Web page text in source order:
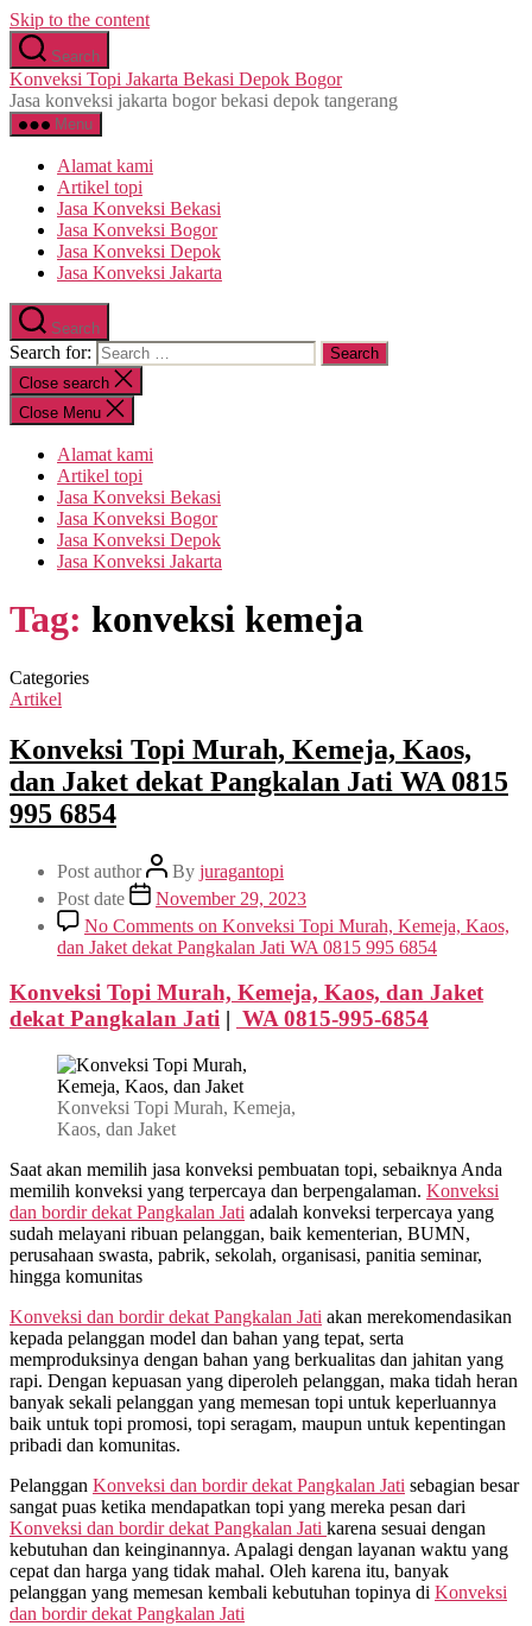
Skip to the content
Search
Konveksi Topi Jakarta Bekasi Depok Bogor
Jasa konveksi jakarta bogor bekasi depok tangerang
Menu
Alamat kami
Artikel topi
Jasa Konveksi Bekasi
Jasa Konveksi Bogor
Jasa Konveksi Depok
Jasa Konveksi Jakarta
Search
Search for:
Close search
Close Menu
Alamat kami
Artikel topi
Jasa Konveksi Bekasi
Jasa Konveksi Bogor
Jasa Konveksi Depok
Jasa Konveksi Jakarta
Tag: konveksi kemeja
Categories
Artikel
Konveksi Topi Murah, Kemeja, Kaos,
dan Jaket dekat Pangkalan Jati WA 0815
995 6854
Post author By juragantopi
Post date
November 29, 2023
No Comments on Konveksi Topi Murah, Kemeja, Kaos,
dan Jaket dekat Pangkalan Jati WA 0815 995 6854
Konveksi Topi Murah, Kemeja, Kaos, dan Jaket
dekatPangkalan Jati | WA 0815-995-6854
Konveksi Topi Murah, Kemeja,
Kaos, dan Jaket
Saat akan memilih jasa konveksi pembuatan topi, sebaiknya Anda
memilih konveksi yang terpercaya dan berpengalaman. Konveksi
dan bordir dekat Pangkalan Jati adalah konveksi terpercaya yang
sudah melayani ribuan pelanggan, baik kementerian, BUMN,
perusahaan swasta, pabrik, sekolah, organisasi, panitia seminar,
hingga komunitas
Konveksi dan bordir dekat Pangkalan Jati akan merekomendasikan
kepada pelanggan model dan bahan yang tepat, serta
memproduksinya dengan bahan yang berkualitas dan jahitan yang
rapi. Dengan kepuasan yang diperoleh pelanggan, maka tidah heran
banyak sekali pelanggan yang memesan topi untuk keperluannya
baik untuk topi promosi, topi seragam, maupun untuk kepentingan
pribadi dan komunitas.
Pelanggan Konveksi dan bordir dekat Pangkalan Jati sebagian besar
sangat puas ketika mendapatkan topi yang mereka pesan dari
Konveksi dan bordir dekat Pangkalan Jati karena sesuai dengan
kebutuhan dan keinginannya. Apalagi dengan layanan waktu yang
cepat dan harga yang tidak mahal. Oleh karena itu, banyak
pelanggan yang memesan kembali kebutuhan topinya di Konveksi
dan bordir dekat Pangkalan Jati